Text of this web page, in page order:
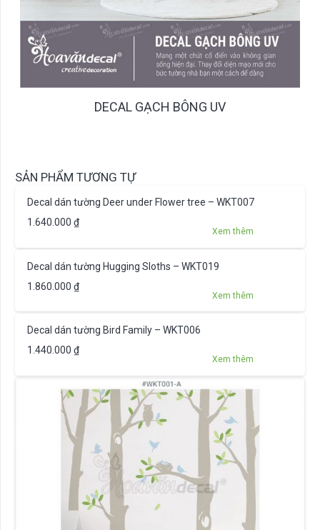
DECAL GẠCH BÔNG UV
SẢN PHẨM TƯƠNG TỰ
Decal dán tường Deer under Flower tree – WKT007
1.640.000 ₫
Xem thêm
Decal dán tường Hugging Sloths – WKT019
1.860.000 ₫
Xem thêm
Decal dán tường Bird Family – WKT006
1.440.000 ₫
Xem thêm